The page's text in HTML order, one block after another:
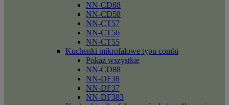
NN-CD88
NN-CD58
NN-CT57
NN-CT56
NN-CT55
Kuchenki mikrofalowe typu combi
Pokaż wszystkie
NN-CD88
NN-DF38
NN-DF37
NN-DF383